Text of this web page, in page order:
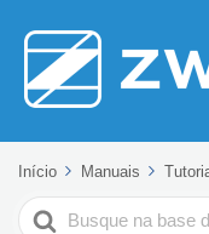
Início Manuais
Pesquisar